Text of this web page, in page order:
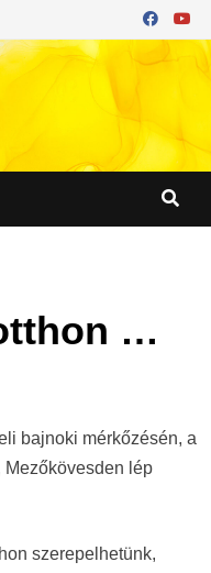
…
bajnoki mérkőzésén, a
Mezőkövesden lép
szerepelhetünk,